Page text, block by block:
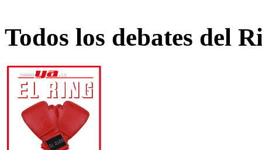
Todos los debates del